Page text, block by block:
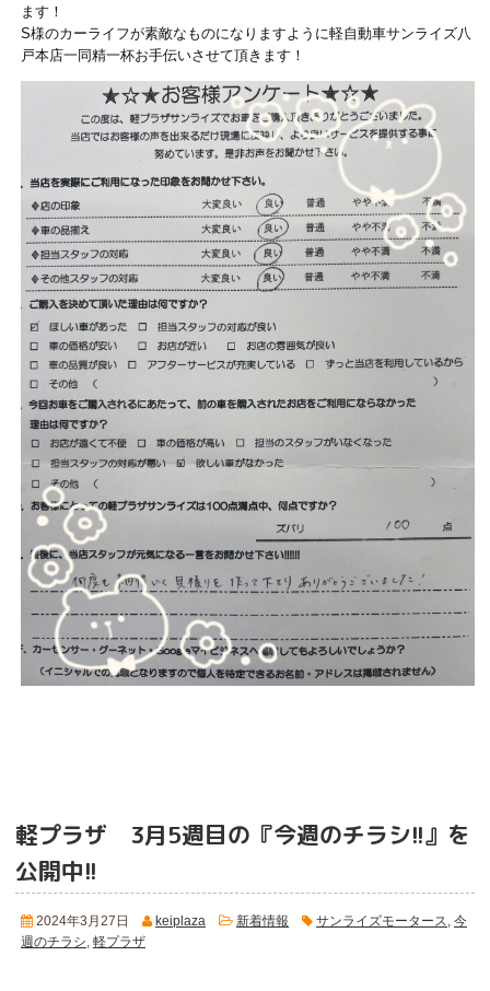
ます！
S様のカーライフが素敵なものになりますように軽自動車サンライズ八
戸本店一同精一杯お手伝いさせて頂きます！
軽プラザ 3月5週目の『今週のチラシ!!』を
公開中!!
2024年3月27日 keiplaza 新着情報 サンライズモータース
今
週のチラシ 軽プラザ